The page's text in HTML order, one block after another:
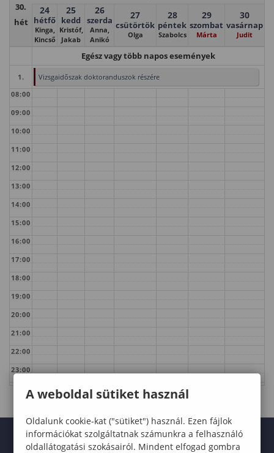
30.
hét
24
hétfő
Kinga,
Kincső
25
kedd
Kristóf,
Jakab
26
szerda
Anna,
Anikó
27
csütörtök
Olga
28
péntek
Szabolcs
29
szombat
Márta
30
vasárnap
Judit
Egész vagy több napos események
1.
Vizsgaidőszak doktoranduszok részére
08:00
09:00
10:00
11:00
12:00
13:00
14:00
15:00
16:00
17:00
18:00
19:00
20:00
21:00
22:00
23:00
A weboldal sütiket használ
Oldalunk cookie-kat ("sütiket") használ. Ezen fájlok
információkat szolgáltatnak számunkra a felhasználó
oldallátogatási szokásairól. Mindent elfogad gombra